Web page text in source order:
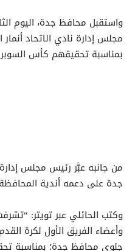
واستقبل محافظ جدة، اليوم
مجلس إدارة نادي الاتحاد
بمناسبة تحقيقهم كأس
من جانبه عبَّر رئيس مجلس
جدة على دعمه أندية
وكتب الحائلي عبر تويتر:
وأعضاء الفريق الأول لكرة
جلوي محافظ جدة؛ بمناسبة